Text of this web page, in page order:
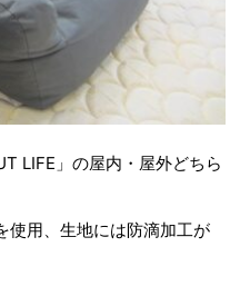
LIFE」の屋内・屋外どちら
使用、生地には防滴加工が